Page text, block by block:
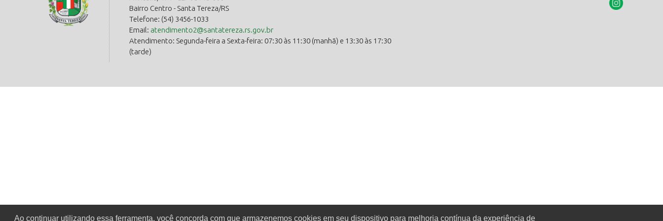
Ao continuar utilizando essa ferramenta, você concorda com que armazenemos cookies em seu dispositivo para melhoria contínua da experiência de
Bairro Centro - Santa Tereza/RS
Telefone: (54) 3456-1033
Email: atendimento2@santatereza.rs.gov.br
Atendimento: Segunda-feira a Sexta-feira: 07:30 às 11:30 (manhã) e 13:30 às 17:30
(tarde)